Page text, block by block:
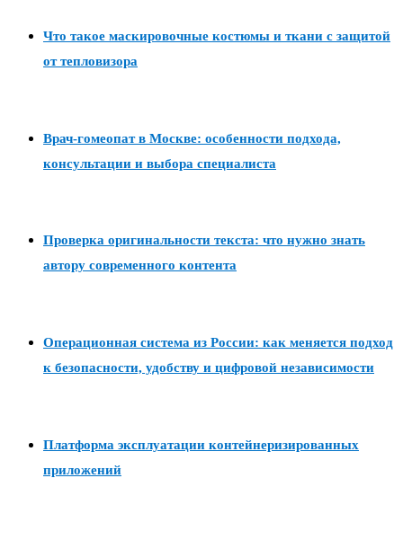
Что такое маскировочные костюмы и ткани с защитой
от тепловизора
Врач-гомеопат в Москве: особенности подхода,
консультации и выбора специалиста
Проверка оригинальности текста: что нужно знать
автору современного контента
Операционная система из России: как меняется подход
к безопасности, удобству и цифровой независимости
Платформа эксплуатации контейнеризированных
приложений